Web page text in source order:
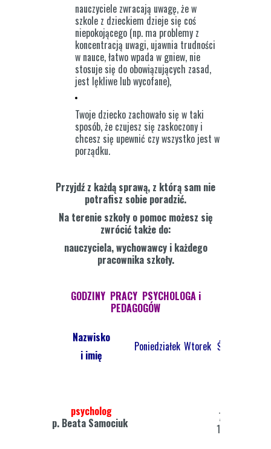
nauczyciele zwracają uwagę, że w
szkole z dzieckiem dzieje się coś
niepokojącego (np. ma problemy z
koncentracją uwagi, ujawnia trudności
w nauce, łatwo wpada w gniew, nie
stosuje się do obowiązujących zasad,
jest lękliwe lub wycofane),
Twoje dziecko zachowało się w taki
sposób, że czujesz się zaskoczony i
chcesz się upewnić czy wszystko jest w
porządku.
Przyjdź z każdą sprawą, z którą sam nie
potrafisz sobie poradzić.
Na terenie szkoły o pomoc możesz się
zwrócić także do:
nauczyciela, wychowawcy i każdego
pracownika szkoły.
GODZINY PRACY PSYCHOLOGA i
PEDAGOGÓW
Nazwisko
i imię
Poniedziałek Wtorek Środa
psycholog
p. Beata Samociuk
7.30-
15.00